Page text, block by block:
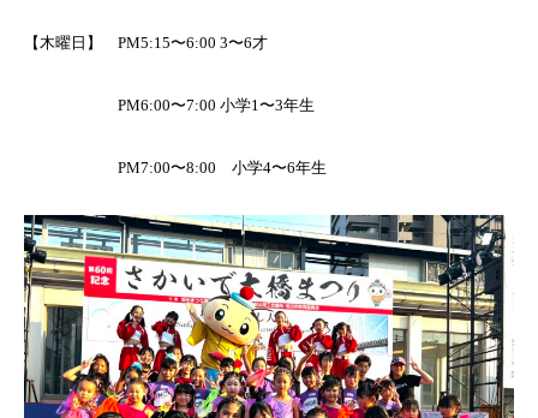
【木曜日】 PM5:15〜6:00 3〜6才
PM6:00〜7:00 小学1〜3年生
PM7:00〜8:00 小学4〜6年生